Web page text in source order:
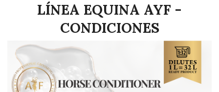
LÍNEA EQUINA AYF -
CONDICIONES